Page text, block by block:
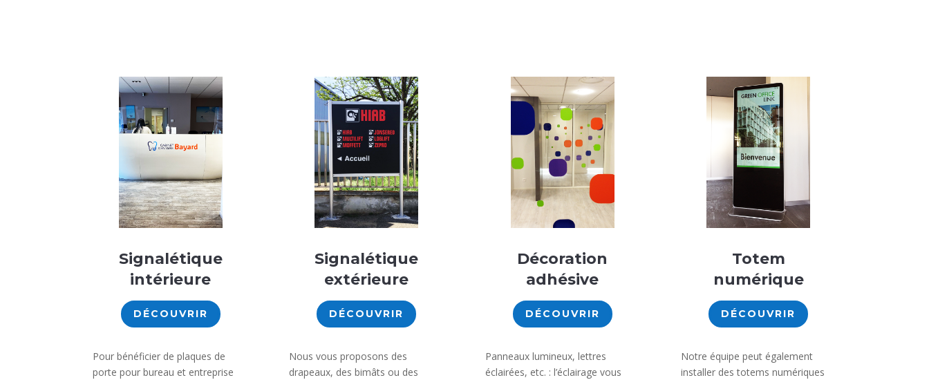
Signalétique
intérieure
DÉCOUVRIR
Pour bénéficier de plaques de
porte pour bureau et entreprise
Signalétique
extérieure
DÉCOUVRIR
Nous vous proposons des
drapeaux, des bimâts ou des
Décoration
adhésive
DÉCOUVRIR
Panneaux lumineux, lettres
éclairées, etc. : l’éclairage vous
Totem
numérique
DÉCOUVRIR
Notre équipe peut également
installer des totems numériques